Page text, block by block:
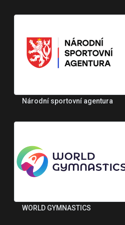
Národní sportovní agentura
WORLD GYMNASTICS